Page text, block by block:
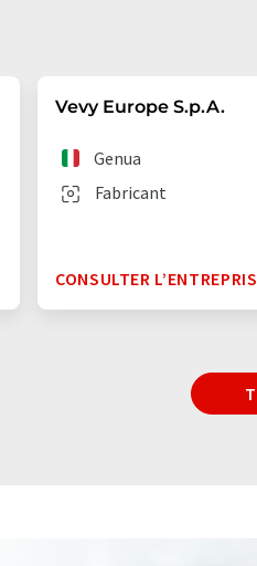
Vevy Europe S.p.A.
Fabricant
Genua
CONSULTER